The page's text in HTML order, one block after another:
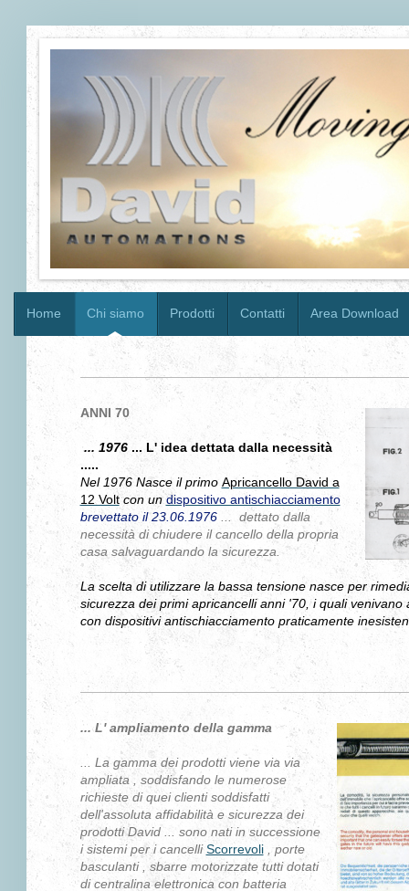
Home Chi siamo Prodotti Contatti Area Download
ANNI 70
... 1976 ... L' idea dettata dalla necessità
.....
Nel 1976 Nasce il primo Apricancello David a
12 Voltcon undispositivo antischiacciamento
brevettato il 23.06.1976... dettato dalla
necessità di chiudere il cancello della propria
casa salvaguardando la sicurezza.
La scelta di utilizzare la bassa tensione nasce per
sicurezza dei primi apricancelli anni '70, i quali
con dispositivi antischiacciamento praticamente
... L' ampliamento della gamma
... La gamma dei prodotti viene via via
ampliata , soddisfando le numerose
richieste di quei clienti soddisfatti
dell'assoluta affidabilità e sicurezza dei
prodotti David ... sono nati in successione
i sistemi per i cancelliScorrevoli, porte
basculanti , sbarre motorizzate tutti dotati
di centralina elettronica con batteria